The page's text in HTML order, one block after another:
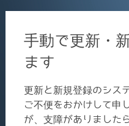
手動で更新・
ます
更新と新規登録のシス
ご不便をおかけして申
が、支障がありました